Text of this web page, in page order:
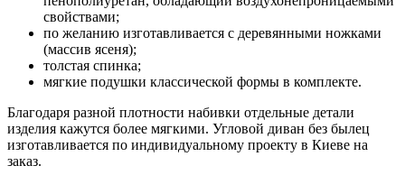
свойствами;
по желанию изготавливается с деревянными ножками
(массив ясеня);
толстая спинка;
мягкие подушки классической формы в комплекте.
Благодаря разной плотности набивки отдельные детали
изделия кажутся более мягкими. Угловой диван без былец
изготавливается по индивидуальному проекту в Киеве на
заказ.